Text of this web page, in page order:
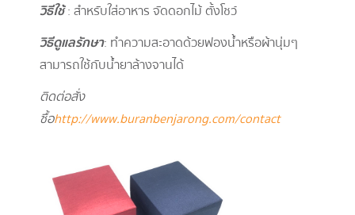
วิธีใช้: สำหรับใส่อาหาร จัดดอกไม้ ตั้งโชว์
วิธีดูแลรักษา: ทำความสะอาดด้วยฟองน้ำหรือผ้านุ่มๆ
สามารถใช้กับน้ำยาล้างจานได้
ติดต่อสั่ง
ซื้อhttp://www.buranbenjarong.com/contact